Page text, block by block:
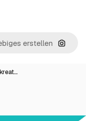
Nach